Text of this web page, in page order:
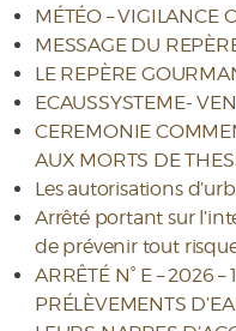
MÉTÉO – VIGILANCE
MESSAGE DU
LE REPÈRE
ECAUSSYSTEME-
CEREMONIE
AUX MORTS DE
Les autorisations
Arrêté portant sur
de prévenir tout
ARRÊTÉ N° E – 2026 –
PRÉLÈVEMENTS